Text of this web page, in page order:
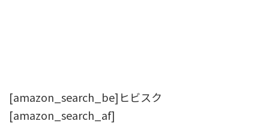
[amazon_search_be]ヒビスク
[amazon_search_af]